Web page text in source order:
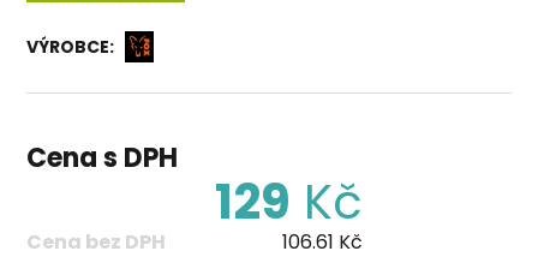
VÝROBCE:
Cena s DPH
129 Kč
Cena bez DPH 106.61 Kč